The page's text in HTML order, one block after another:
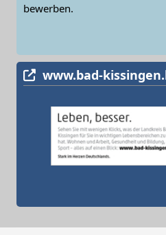
bewerben.
www.bad-